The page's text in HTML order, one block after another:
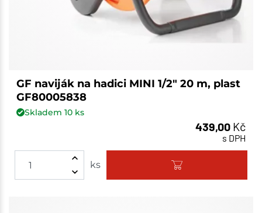
GF naviják na hadici MINI 1/2" 20 m, plast
GF80005838
Skladem 10ks
439,00 Kč
s DPH
ks